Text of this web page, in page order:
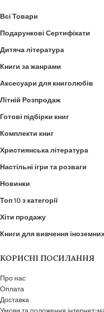
Всі Товари
Подарункові Сертифікати
Дитяча література
Книги за жанрами
Аксесуари для книголюбів
Літній Розпродаж
Готові підбірки книг
Комплекти книг
Християнська література
Настільні ігри та розваги
Новинки
Топ 10 з категорії
Хіти продажу
Книги для вивчення
КОРИСНІ ПОСИЛАННЯ
Про нас
Оплата
Доставка